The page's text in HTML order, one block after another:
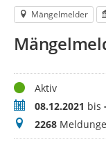
Mängelmelder
StatusAktiv
Zeitraum08.12.2021 bis -
Meldungen
2268